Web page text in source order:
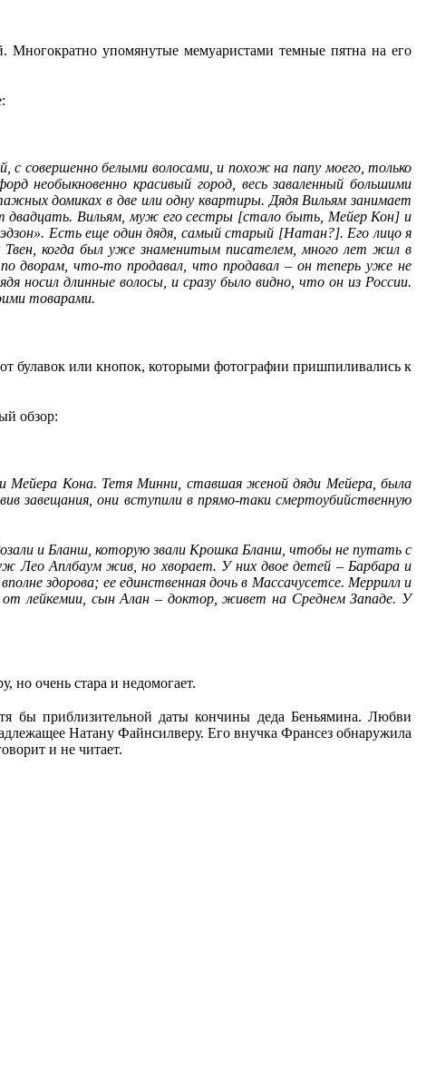
Многократно упомянутые мемуаристами темные пятна на его
совершенно белыми волосами, и похож на папу моего, только
необыкновенно красивый город, весь заваленный большими
домиках в две или одну квартиры. Дядя Вильям занимает
двадцать. Вильям, муж его сестры [стало быть, Мейер Кон] и
Есть еще один дядя, самый старый [Натан?]. Его лицо я
когда был уже знаменитым писателем, много лет жил в
дворам, что-то продавал, что продавал – он теперь уже не
носил длинные волосы, и сразу было видно, что он из России.
товарами.
булавок или кнопок, которыми фотографии пришпиливались к
обзор:
Мейера Кона. Тетя Минни, ставшая женой дяди Мейера, была
завещания, они вступили в прямо-таки смертоубийственную
и Бланш, которую звали Крошка Бланш, чтобы не путать с
Лео Аплбаум жив, но хворает. У них двое детей – Барбара и
здорова; ее единственная дочь в Массачусетсе. Меррилл и
лейкемии, сын Алан – доктор, живет на Среднем Западе. У
но очень стара и недомогает.
бы приблизительной даты кончины деда Беньямина. Любви
Натану Файнсилверу. Его внучка Франсез обнаружила
и не читает.